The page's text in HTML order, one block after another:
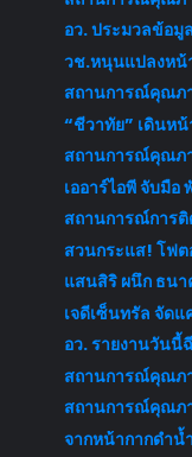
อว. ประมวลข้อมู
วช.หนุนแปลงหน้
สถานการณ์คุณภ
“ชีวาทัย” เดินหน้
สถานการณ์คุณภ
เออาร์ไอพี จับมื
สถานการณ์การ
สวนกระแส! โฟต
แสนสิริ ผนึก ธนา
เจดีเซ็นทรัล จัด
อว. รายงานวัน
สถานการณ์คุณภ
สถานการณ์คุณภ
จากหน้ากากดำน้